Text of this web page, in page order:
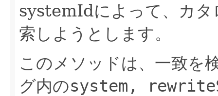
systemIdによって、カタ
索しようとします。
このメソッドは、一致を
グ内のsystem,